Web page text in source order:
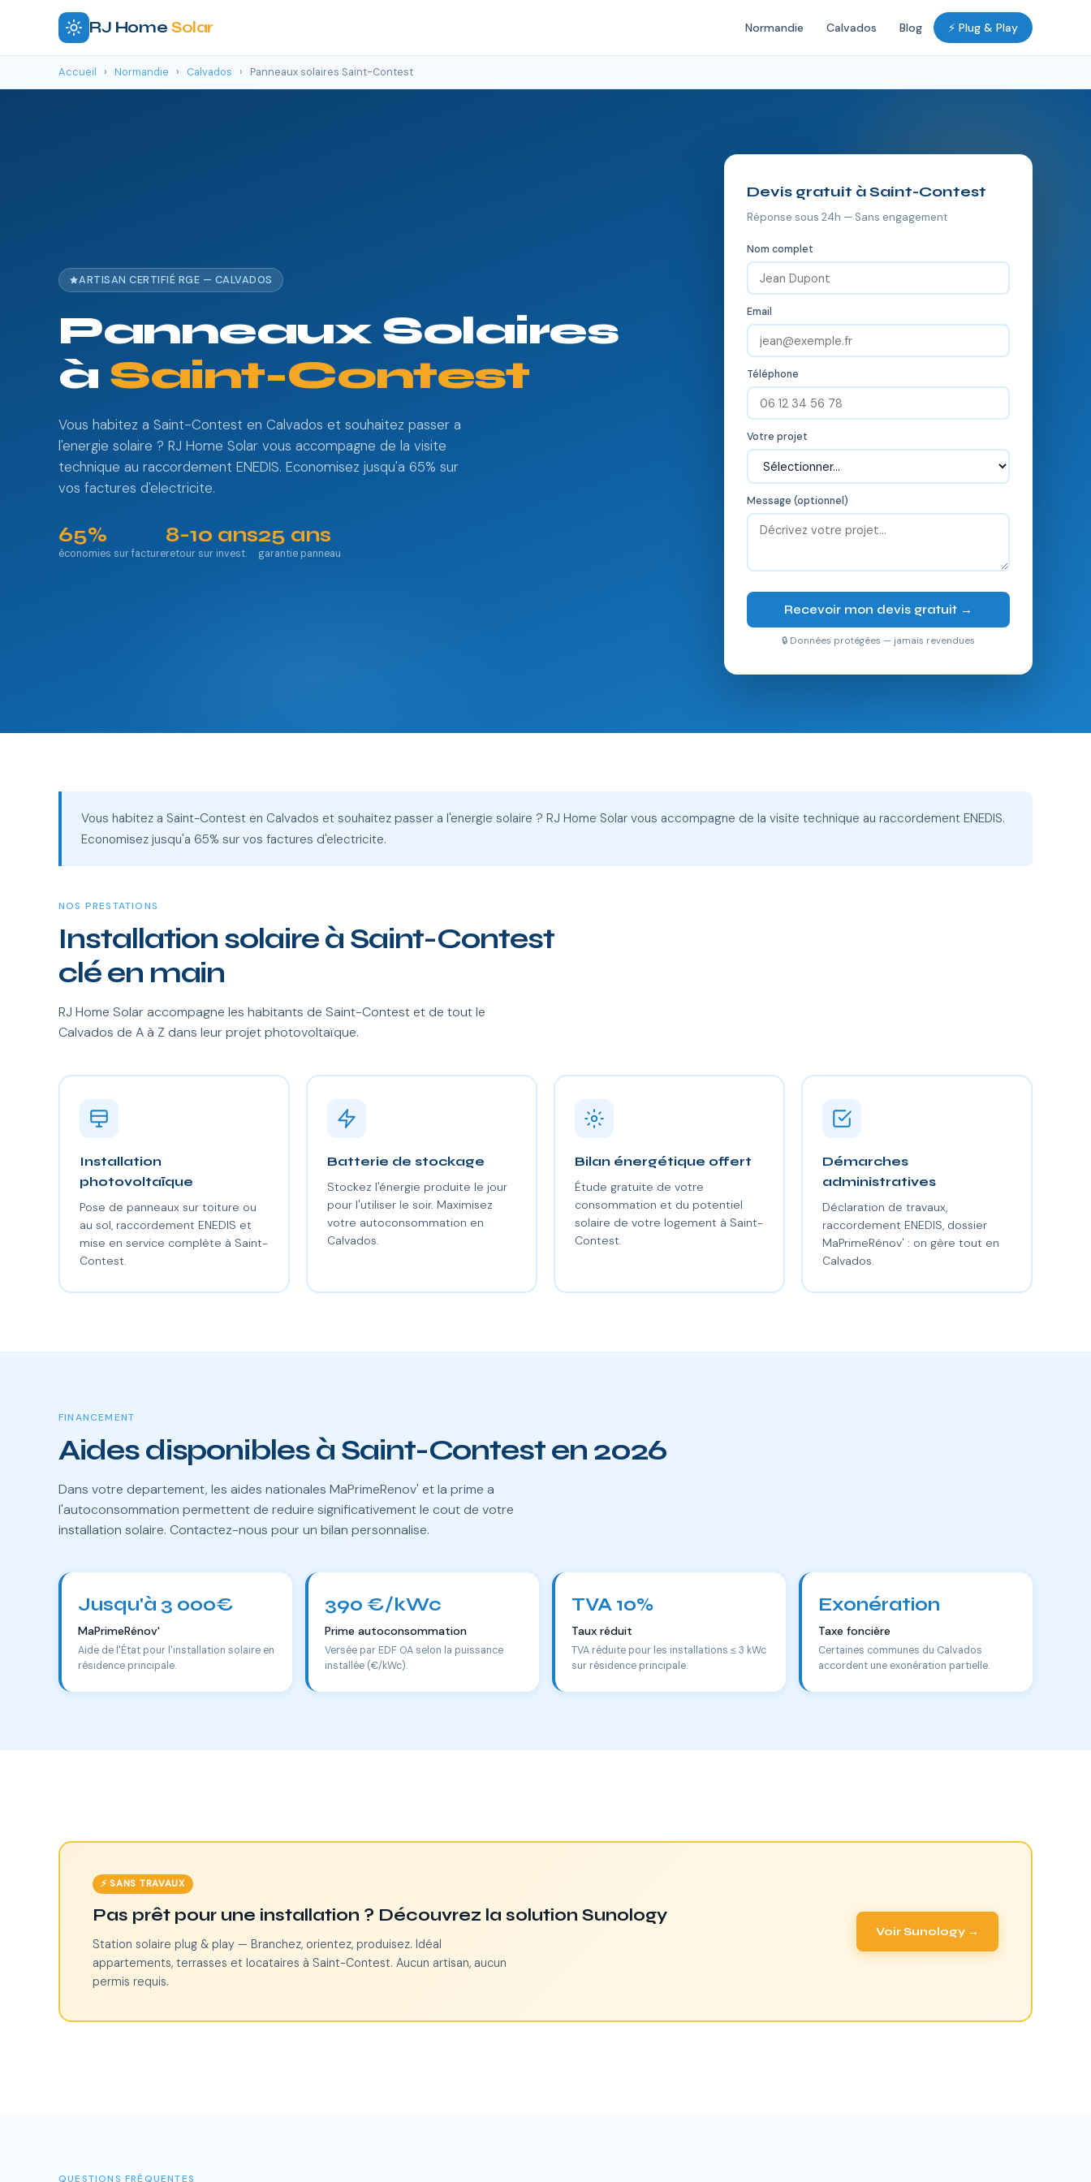
RJ Home Solar Normandie Calvados Blog ⚡ Plug & Play
Accueil › Normandie › Calvados › Panneaux solaires Saint-Contest
ARTISAN CERTIFIÉ RGE — CALVADOS
Panneaux Solaires
à Saint-Contest
Vous habitez a Saint-Contest en Calvados et souhaitez passer a
l'energie solaire ? RJ Home Solar vous accompagne de la visite
technique au raccordement ENEDIS. Economisez jusqu'a 65% sur
vos factures d'electricite.
65%
économies sur facture
8-10 ans
retour sur invest.
25 ans
garantie panneau
Devis gratuit à Saint-Contest
Réponse sous 24h — Sans engagement
Nom complet
Email
Téléphone
Votre projet
Message (optionnel)
Recevoir mon devis gratuit →
🔒 Données protégées — jamais revendues
Vous habitez a Saint-Contest en Calvados et souhaitez passer a l'energie solaire ? RJ Home Solar vous accompagne de la visite technique au raccordement ENEDIS.
Economisez jusqu'a 65% sur vos factures d'electricite.
NOS PRESTATIONS
Installation solaire à Saint-Contest
clé en main
RJ Home Solar accompagne les habitants de Saint-Contest et de tout le
Calvados de A à Z dans leur projet photovoltaïque.
Installation
photovoltaïque
Pose de panneaux sur toiture ou
au sol, raccordement ENEDIS et
mise en service complète à Saint-
Contest.
Batterie de stockage
Stockez l'énergie produite le jour
pour l'utiliser le soir. Maximisez
votre autoconsommation en
Calvados.
Bilan énergétique offert
Étude gratuite de votre
consommation et du potentiel
solaire de votre logement à Saint-
Contest.
Démarches
administratives
Déclaration de travaux,
raccordement ENEDIS, dossier
MaPrimeRénov' : on gère tout en
Calvados.
FINANCEMENT
Aides disponibles à Saint-Contest en 2026
Dans votre departement, les aides nationales MaPrimeRenov' et la prime a
l'autoconsommation permettent de reduire significativement le cout de votre
installation solaire. Contactez-nous pour un bilan personnalise.
Jusqu'à 3 000€
MaPrimeRénov'
Aide de l'État pour l'installation solaire en
résidence principale.
390 €/kWc
Prime autoconsommation
Versée par EDF OA selon la puissance
installée (€/kWc).
TVA 10%
Taux réduit
TVA réduite pour les installations ≤ 3 kWc
sur résidence principale.
Exonération
Taxe foncière
Certaines communes du Calvados
accordent une exonération partielle.
⚡ SANS TRAVAUX
Pas prêt pour une installation ? Découvrez la solution Sunology
Station solaire plug & play — Branchez, orientez, produisez. Idéal
appartements, terrasses et locataires à Saint-Contest. Aucun artisan, aucun
permis requis.
Voir Sunology →
QUESTIONS FRÉQUENTES